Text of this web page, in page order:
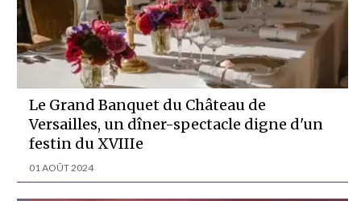
Le Grand Banquet du Château de
Versailles, un dîner-spectacle digne d'un
festin du XVIIIe
01 AOÛT 2024